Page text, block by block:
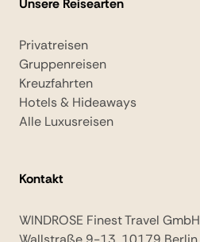
Unsere Reisearten
Privatreisen
Gruppenreisen
Kreuzfahrten
Hotels & Hideaways
Alle Luxusreisen
Kontakt
WINDROSE Finest Travel GmbH